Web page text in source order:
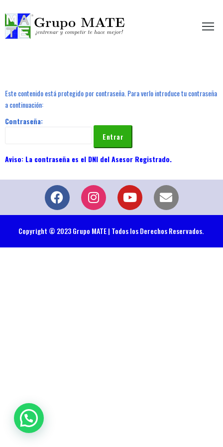
te hace mejor!
Este contenido está protegido por contraseña. Para verlo introduce tu contraseña
a continuación:
Contraseña:
Copyright © 2023 Grupo MATE | Todos los Derechos Reservados.